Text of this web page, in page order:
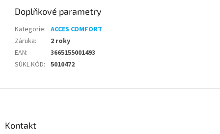
Doplňkové parametry
Kategorie: ACCES COMFORT
Záruka:
2 roky
EAN:
3665155001493
SÚKL KÓD: 5010472
Kontakt